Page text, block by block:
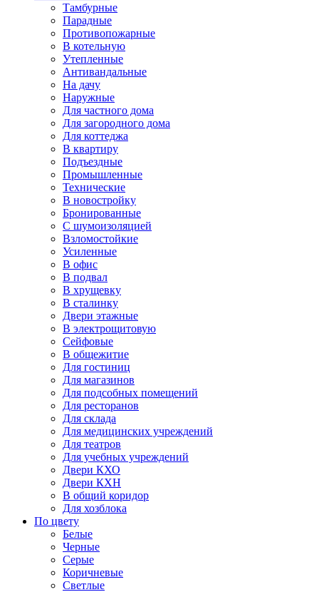
Тамбурные
Парадные
Противопожарные
В котельную
Утепленные
Антивандальные
На дачу
Наружные
Для частного дома
Для загородного дома
Для коттеджа
В квартиру
Подъездные
Промышленные
Технические
В новостройку
Бронированные
С шумоизоляцией
Взломостойкие
Усиленные
В офис
В подвал
В хрущевку
В сталинку
Двери этажные
В электрощитовую
Сейфовые
В общежитие
Для гостиниц
Для магазинов
Для подсобных помещений
Для ресторанов
Для склада
Для медицинских учреждений
Для театров
Для учебных учреждений
Двери КХО
Двери КХН
В общий коридор
Для хозблока
По цвету
Белые
Черные
Серые
Коричневые
Светлые